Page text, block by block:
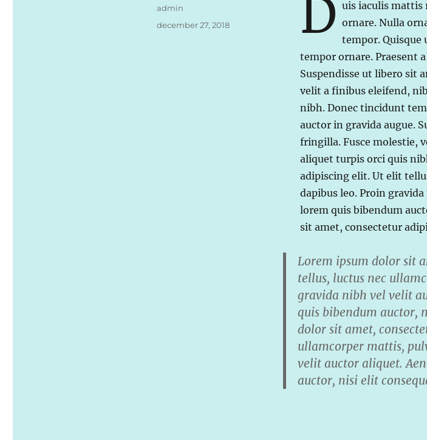
D uis iaculis mattis
ornare. Nulla
tempor. Quisque
tempor ornare. Praesent
Suspendisse ut libero sit
velit a finibus eleifend,
nibh. Donec tincidunt
auctor in gravida augue.
fringilla. Fusce molestie,
aliquet turpis orci quis
adipiscing elit. Ut elit
dapibus leo. Proin
lorem quis bibendum
sit amet, consectetur
Lorem ipsum dolor sit
tellus, luctus nec
gravida nibh vel velit
quis bibendum auctor,
dolor sit amet,
ullamcorper mattis,
velit auctor aliquet.
auctor, nisi elit
Författare
admin
Publicerat
december 27, 2018